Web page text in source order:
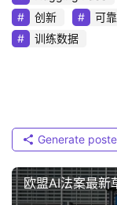
创新
可
训练数据
Generate
欧盟AI法案最新